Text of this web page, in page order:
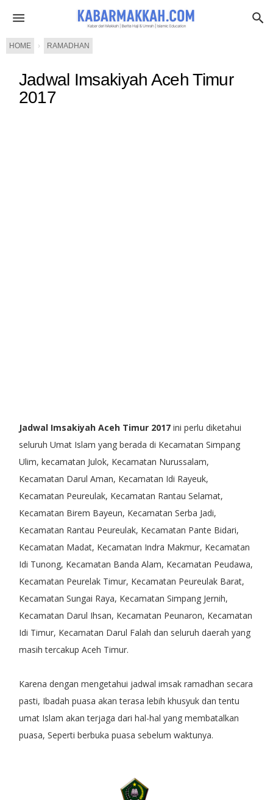
HOME › RAMADHAN
Jadwal Imsakiyah Aceh Timur
2017
Jadwal Imsakiyah Aceh Timur 2017ini perlu diketahui
seluruh Umat Islam yang berada di Kecamatan Simpang
Ulim, kecamatan Julok, Kecamatan Nurussalam,
Kecamatan Darul Aman, Kecamatan Idi Rayeuk,
Kecamatan Peureulak, Kecamatan Rantau Selamat,
Kecamatan Birem Bayeun, Kecamatan Serba Jadi,
Kecamatan Rantau Peureulak, Kecamatan Pante Bidari,
Kecamatan Madat, Kecamatan Indra Makmur, Kecamatan
Idi Tunong, Kecamatan Banda Alam, Kecamatan Peudawa,
Kecamatan Peurelak Timur, Kecamatan Peureulak Barat,
Kecamatan Sungai Raya, Kecamatan Simpang Jernih,
Kecamatan Darul Ihsan, Kecamatan Peunaron, Kecamatan
Idi Timur, Kecamatan Darul Falah dan seluruh daerah yang
masih tercakup Aceh Timur.
Karena dengan mengetahui jadwal imsak ramadhan secara
pasti, Ibadah puasa akan terasa lebih khusyuk dan tentu
umat Islam akan terjaga dari hal-hal yang membatalkan
puasa, Seperti berbuka puasa sebelum waktunya.